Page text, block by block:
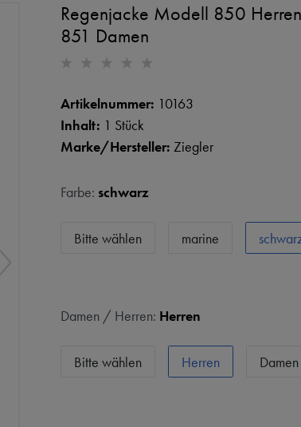
Regenjacke Modell 850
851 Damen
Artikelnummer: 10163
Inhalt: 1 Stück
Marke/Hersteller: Ziegler
Farbe: schwarz
Bitte wählen marine
Damen / Herren: Herren
Bitte wählen Herren Damen